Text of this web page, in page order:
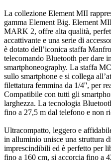
La collezione Element MII
gamma Element Big. Element
MARK 2, offre alta qualità,
accattivante e una serie di
è dotato dell’iconica staffa
telecomando Bluetooth per dare
smartphoneography. La staffa
sullo smartphone e si collega
filettatura femmina da 1/4'', per
Compatibile con tutti gli
larghezza. La tecnologia
fino a 27,5 m dal telefono e non
Ultracompatto, leggero e
in alluminio unisce una struttura
imprescindibili ed è perfetto per
fino a 160 cm, si accorcia fino a